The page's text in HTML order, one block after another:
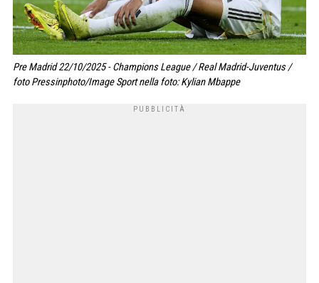
Pre Madrid 22/10/2025 - Champions League / Real Madrid-Juventus /
foto Pressinphoto/Image Sport nella foto: Kylian Mbappe